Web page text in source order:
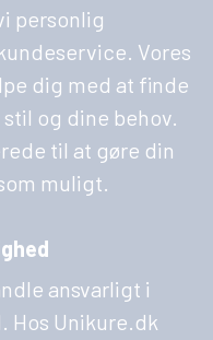
personlig
Vores
dig med at finde
og dine behov.
til at gøre din
muligt.
ansvarligt i
Hos Unikure.dk